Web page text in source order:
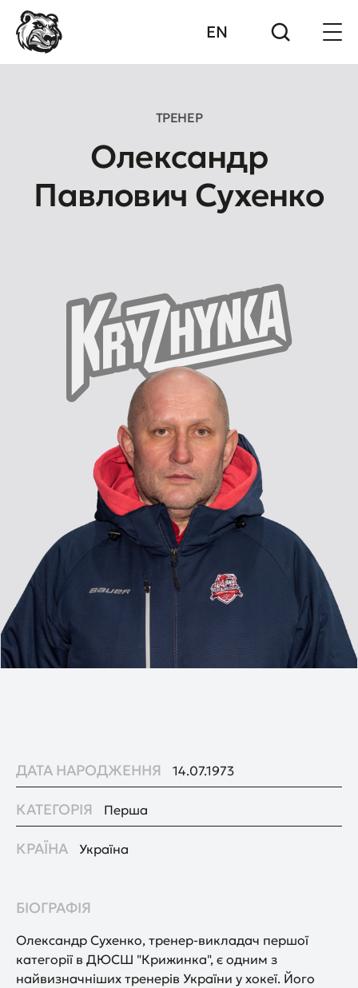
EN
ТРЕНЕР
Олександр
Павлович Сухенко
ДАТА НАРОДЖЕННЯ 14.07.1973
КАТЕГОРІЯ Перша
КРАЇНА Україна
БІОГРАФІЯ
Олександр Сухенко, тренер-викладач першої
категорії в ДЮСШ "Крижинка", є одним з
найвизначніших тренерів України у хокеї. Його